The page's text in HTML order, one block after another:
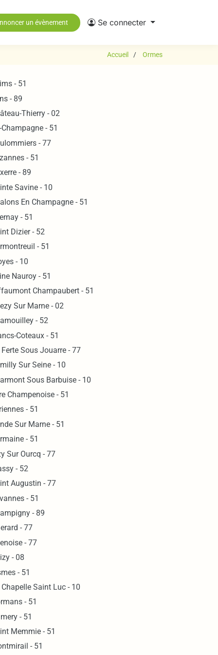
un évènement Se connecter
Accueil Ormes
- 51
- 89
Thierry - 02
Champagne - 51
- 77
- 51
- 89
Savine - 10
En Champagne - 51
- 51
Dizier - 52
- 51
- 10
Nauroy - 51
Champaubert - 51
Sur Marne - 02
- 52
Coteaux - 51
Sous Jouarre - 77
Sur Seine - 10
Sous Barbuise - 10
Champenoise - 51
- 51
Sur Marne - 51
- 51
Sur Ourcq - 77
- 52
Augustin - 77
- 51
- 89
- 77
- 77
- 08
- 51
Saint Luc - 10
- 51
- 51
Memmie - 51
- 51